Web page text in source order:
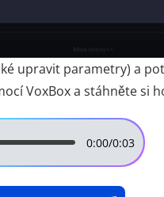
upravit parametry) a
VoxBox a stáhněte si
0:00/0:03